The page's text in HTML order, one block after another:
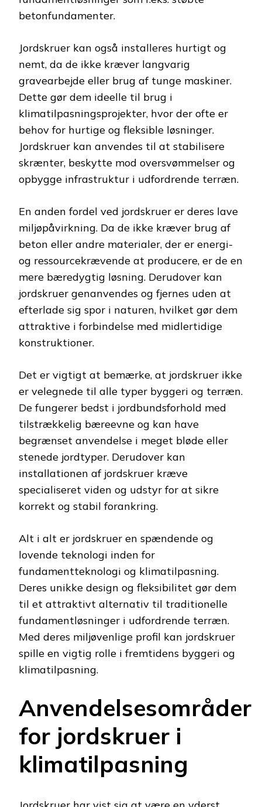
betonfundamenter.
Jordskruer kan også installeres hurtigt og
nemt, da de ikke kræver langvarig
gravearbejde eller brug af tunge maskiner.
Dette gør dem ideelle til brug i
klimatilpasningsprojekter, hvor der ofte er
behov for hurtige og fleksible løsninger.
Jordskruer kan anvendes til at stabilisere
skrænter, beskytte mod oversvømmelser og
opbygge infrastruktur i udfordrende terræn.
En anden fordel ved jordskruer er deres lave
miljøpåvirkning. Da de ikke kræver brug af
beton eller andre materialer, der er energi-
og ressourcekrævende at producere, er de en
mere bæredygtig løsning. Derudover kan
jordskruer genanvendes og fjernes uden at
efterlade sig spor i naturen, hvilket gør dem
attraktive i forbindelse med midlertidige
konstruktioner.
Det er vigtigt at bemærke, at jordskruer ikke
er velegnede til alle typer byggeri og terræn.
De fungerer bedst i jordbundsforhold med
tilstrækkelig bæreevne og kan have
begrænset anvendelse i meget bløde eller
stenede jordtyper. Derudover kan
installationen af jordskruer kræve
specialiseret viden og udstyr for at sikre
korrekt og stabil forankring.
Alt i alt er jordskruer en spændende og
lovende teknologi inden for
fundamentteknologi og klimatilpasning.
Deres unikke design og fleksibilitet gør dem
til et attraktivt alternativ til traditionelle
fundamentløsninger i udfordrende terræn.
Med deres miljøvenlige profil kan jordskruer
spille en vigtig rolle i fremtidens byggeri og
klimatilpasning.
Anvendelsesområder
for jordskruer i
klimatilpasning